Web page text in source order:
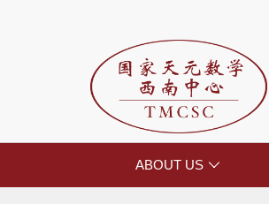
ABOUT US 